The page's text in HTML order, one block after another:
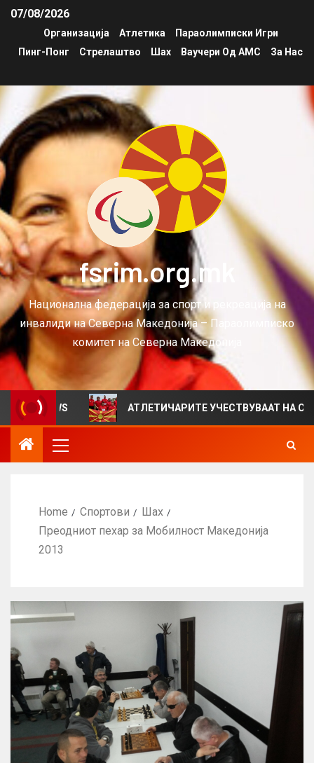
07/08/2026
Организација Атлетика
Параолимписки Игри
Пинг-Понг
Стрелаштво Шах Ваучери Од АМС За Нас
fsrim.org.mk
Национална федерација за спорт и рекреација на
инвалиди на Северна Македонија – Параолимписко
комитет на Северна Македонија
АТЛЕТИЧАРИТЕ УЧЕСТВУВААТ НА СРБИЈА
Home Спортови
Шах
Преодниот пехар за Мобилност Македонија
2013